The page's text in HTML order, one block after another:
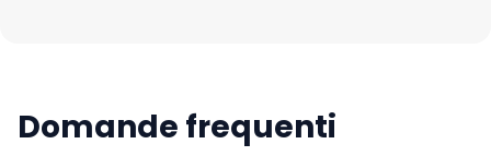
Domande frequenti